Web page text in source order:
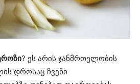
? ეს არის ჯანმრთელობის
დროსაც ჩვენი